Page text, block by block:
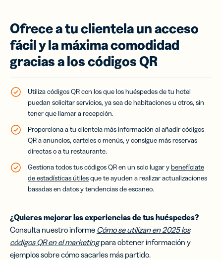
Ofrece a tu clientela un acceso
fácil y la máxima comodidad
gracias a los códigos QR
Utiliza códigos QR con los que los huéspedes de tu hotel
puedan solicitar servicios, ya sea de habitaciones u otros, sin
tener que llamar a recepción.
Proporciona a tu clientela más información al añadir códigos
QR a anuncios, carteles o menús, y consigue más reservas
directas o a tu restaurante.
Gestiona todos tus códigos QR en un solo lugar ybenefíciate
de estadísticas útilesque te ayuden a realizar actualizaciones
basadas en datos y tendencias de escaneo.
¿Quieres mejorar las experiencias de tus huéspedes?
Consulta nuestro informe Cómo se utilizan en 2025 los
códigos QR en el marketingpara obtener información y
ejemplos sobre cómo sacarles más partido.